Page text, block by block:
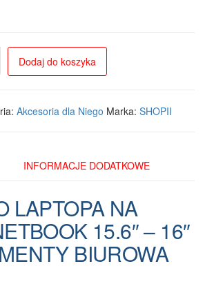
Dodaj do koszyka
Akcesoria dla Niego Marka: SHOPII
INFORMACJE DODATKOWE
LAPTOPA NA
15.6″ – 16″
BIUROWA